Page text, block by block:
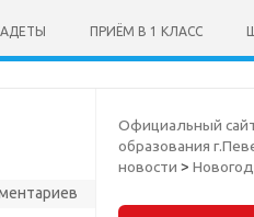
ПРИЁМ В 1 КЛАСС
Официальный
образования
новости >